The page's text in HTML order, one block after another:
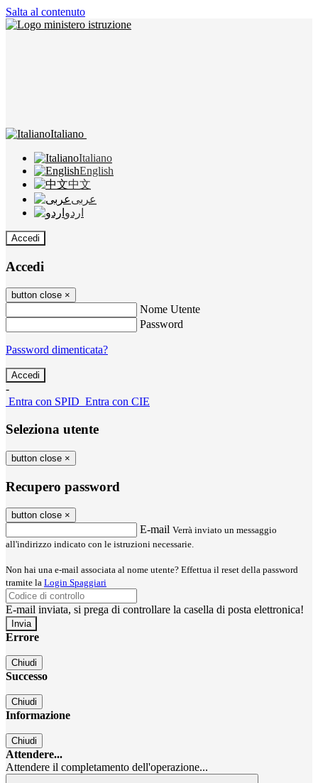
Salta al contenuto
Italiano
Italiano
English
中文
عربى
اردو
Accedi
Accedi
button close ×
Nome Utente
Password
Password dimenticata?
-
Entra con SPID Entra con CIE
Seleziona utente
button close ×
Recupero password
button close ×
E-mail Verrà inviato un messaggio
all'indirizzo indicato con le istruzioni necessarie.
Non hai una e-mail associata al nome utente? Effettua il reset della password
tramite la Login Spaggiari
E-mail inviata, si prega di controllare la casella di posta elettronica!
Errore
Chiudi
Successo
Chiudi
Informazione
Chiudi
Attendere...
Attendere il completamento dell'operazione...